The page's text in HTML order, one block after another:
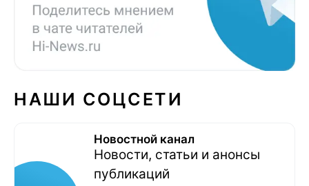
НАШИ СОЦСЕТИ
Новостной канал
Новости, статьи и анонсы
публикаций